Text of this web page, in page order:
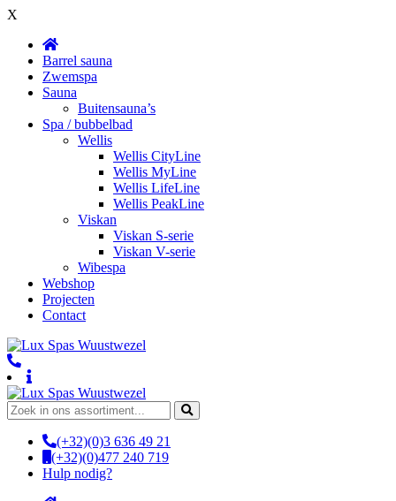
X
Barrel sauna
Zwemspa
Sauna
Buitensauna’s
Spa / bubbelbad
Wellis
Wellis CityLine
Wellis MyLine
Wellis LifeLine
Wellis PeakLine
Viskan
Viskan S-serie
Viskan V-serie
Wibespa
Webshop
Projecten
Contact
Zoeken
naar:
(+32)(0)3 636 49 21
(+32)(0)477 240 719
Hulp nodig?